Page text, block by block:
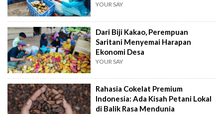
YOUR SAY
Dari Biji Kakao, Perempuan
Saritani Menyemai Harapan
Ekonomi Desa
YOUR SAY
Rahasia Cokelat Premium
Indonesia: Ada Kisah Petani Lokal
di Balik Rasa Mendunia